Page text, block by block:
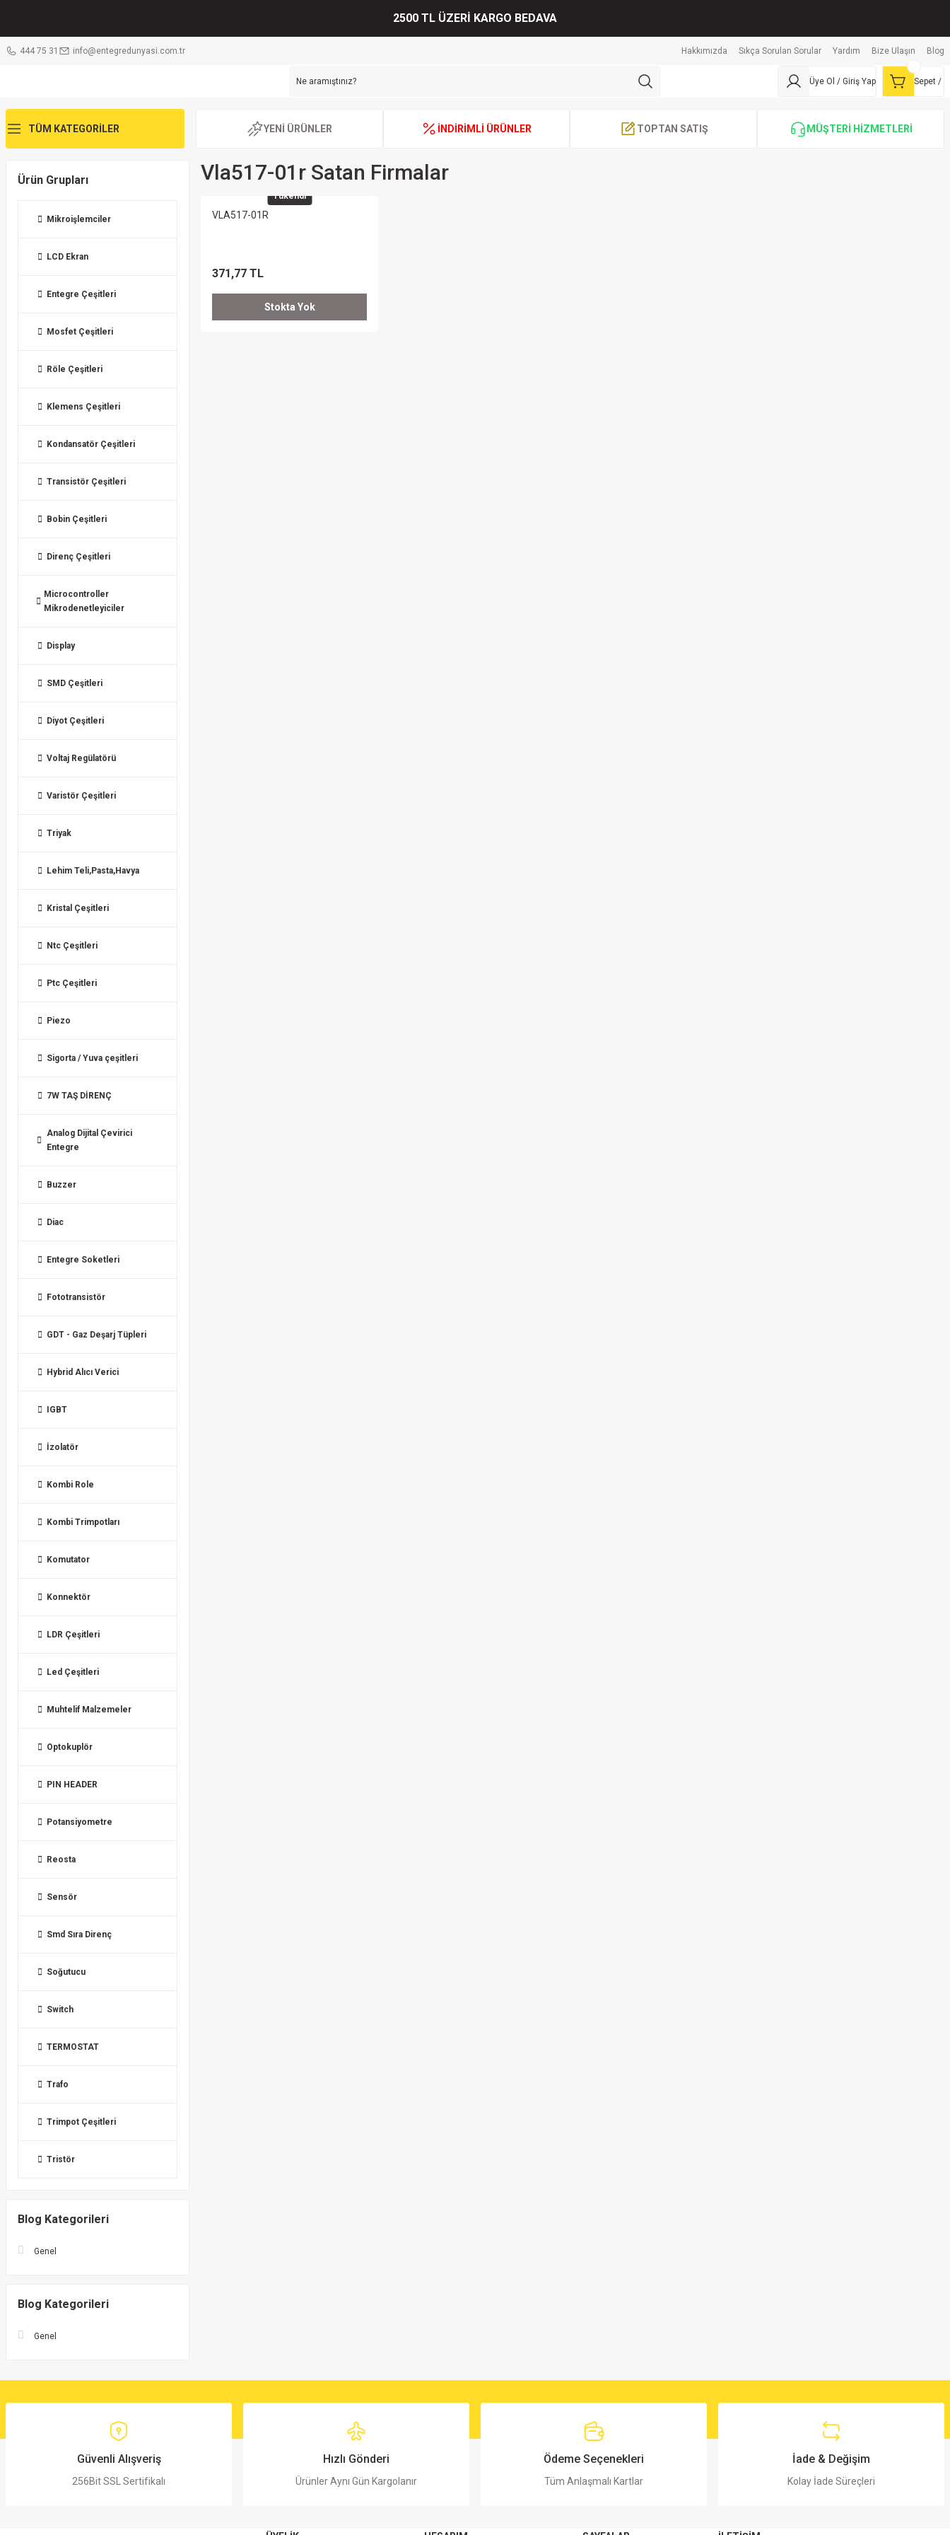
2500 TL ÜZERİ KARGO BEDAVA
444 75 31 info@entegredunyasi.com.tr Hakkımızda Sıkça Sorulan Sorular Yardım Bize Ulaşın Blog
Üye Ol / Giriş Yap Sepet /
TÜM KATEGORİLER YENİ ÜRÜNLER İNDİRİMLİ ÜRÜNLER TOPTAN SATIŞ MÜŞTERİ HİZMETLERİ
Ürün Grupları
Mikroişlemciler
LCD Ekran
Entegre Çeşitleri
Mosfet Çeşitleri
Röle Çeşitleri
Klemens Çeşitleri
Kondansatör Çeşitleri
Transistör Çeşitleri
Bobin Çeşitleri
Direnç Çeşitleri
Microcontroller
Mikrodenetleyiciler
Display
SMD Çeşitleri
Diyot Çeşitleri
Voltaj Regülatörü
Varistör Çeşitleri
Triyak
Lehim Teli,Pasta,Havya
Kristal Çeşitleri
Ntc Çeşitleri
Ptc Çeşitleri
Piezo
Sigorta / Yuva çeşitleri
7W TAŞ DİRENÇ
Analog Dijital Çevirici
Entegre
Buzzer
Diac
Entegre Soketleri
Fototransistör
GDT - Gaz Deşarj Tüpleri
Hybrid Alıcı Verici
IGBT
İzolatör
Kombi Role
Kombi Trimpotları
Komutator
Konnektör
LDR Çeşitleri
Led Çeşitleri
Muhtelif Malzemeler
Optokuplör
PIN HEADER
Potansiyometre
Reosta
Sensör
Smd Sıra Direnç
Soğutucu
Switch
TERMOSTAT
Trafo
Trimpot Çeşitleri
Tristör
Blog Kategorileri
Genel
Blog Kategorileri
Genel
Vla517-01r Satan Firmalar
Tükendi
VLA517-01R
371,77 TL
Stokta Yok
Güvenli Alışveriş
256Bit SSL Sertifikalı
Hızlı Gönderi
Ürünler Aynı Gün Kargolanır
Ödeme Seçenekleri
Tüm Anlaşmalı Kartlar
İade & Değişim
Kolay İade Süreçleri